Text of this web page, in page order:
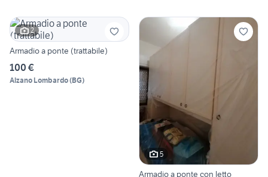
2
Armadio a ponte (trattabile)
100 €
Alzano Lombardo(BG)
5
Armadio a ponte con letto